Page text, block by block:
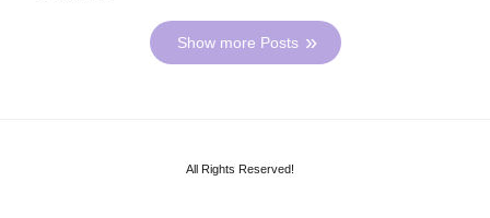
Show more Posts
All Rights Reserved!